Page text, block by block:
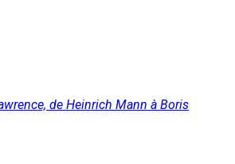
de Heinrich Mann à Boris